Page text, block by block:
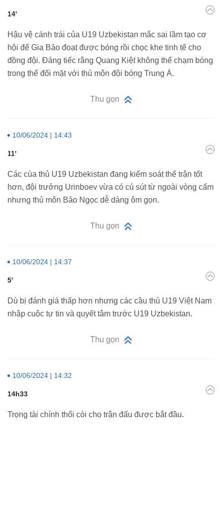
14'
Hậu vệ cánh trái của U19 Uzbekistan mắc sai lầm tạo cơ
hội để Gia Bảo đoạt được bóng rồi chọc khe tinh tế cho
đồng đội. Đáng tiếc rằng Quang Kiệt không thể chạm bóng
trong thế đối mặt với thủ môn đội bóng Trung Á.
Thu gọn
10/06/2024 | 14:43
11'
Các cùa thủ U19 Uzbekistan đang kiểm soát thế trận tốt
hơn, đội trưởng Urinboev vừa có cú sút từ ngoài vòng cấm
nhưng thủ môn Bảo Ngọc dễ dàng ôm gọn.
Thu gọn
10/06/2024 | 14:37
5'
Dù bị đánh giá thấp hơn nhưng các cầu thủ U19 Việt Nam
nhập cuộc tự tin và quyết tâm trước U19 Uzbekistan.
Thu gọn
10/06/2024 | 14:32
14h33
Trọng tài chính thổi còi cho trận đấu được bắt đầu.